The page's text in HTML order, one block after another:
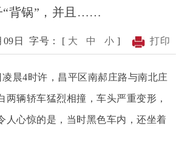
“背锅”，并且……
日 字号： [ 大 中 小 ] 打印
晨4时许，昌平区南郝庄路与南北庄
两辆轿车猛烈相撞，车头严重变形，
人心惊的是，当时黑色车内，还坐着